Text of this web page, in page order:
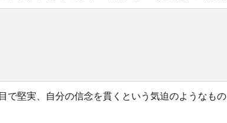
で堅実、自分の信念を貫くという気迫のようなもの